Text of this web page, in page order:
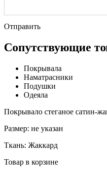
Отправить
Сопутствующие
Покрывала
Наматрасники
Подушки
Одеяла
Покрывало стеганое сатин-
Размер: не указан
Ткань: Жаккард
Товар в корзине